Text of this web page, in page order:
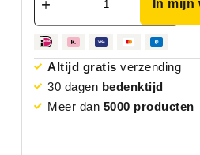
In mijn
Altijd gratis verzending
30 dagen bedenktijd
Meer dan 5000 producten